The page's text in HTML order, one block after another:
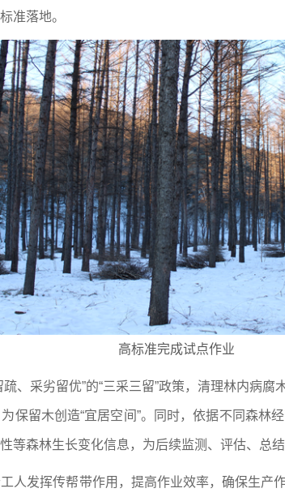
准落地。
高标准完成试点作业
、采劣留优”的“三采三留”政策，清理林内病
保留木创造“宜居空间”。同时，依据不同森林
等森林生长变化信息，为后续监测、评估、总
人发挥传帮带作用，提高作业效率，确保生产